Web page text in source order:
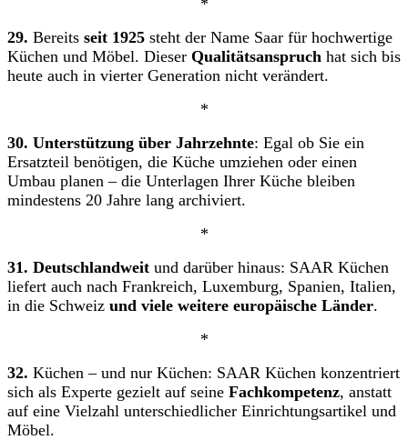
29. Bereits seit 1925 steht der Name Saar für hochwertige
Küchen und Möbel. Dieser Qualitätsanspruch hat sich bis
heute auch in vierter Generation nicht verändert.
*
30. Unterstützung über Jahrzehnte: Egal ob Sie ein
Ersatzteil benötigen, die Küche umziehen oder einen
Umbau planen – die Unterlagen Ihrer Küche bleiben
mindestens 20 Jahre lang archiviert.
*
31. Deutschlandweit und darüber hinaus: SAAR Küchen
liefert auch nach Frankreich, Luxemburg, Spanien, Italien,
in die Schweiz und viele weitere europäische Länder.
*
32. Küchen – und nur Küchen: SAAR Küchen konzentriert
sich als Experte gezielt auf seine Fachkompetenz, anstatt
auf eine Vielzahl unterschiedlicher Einrichtungsartikel und
Möbel.